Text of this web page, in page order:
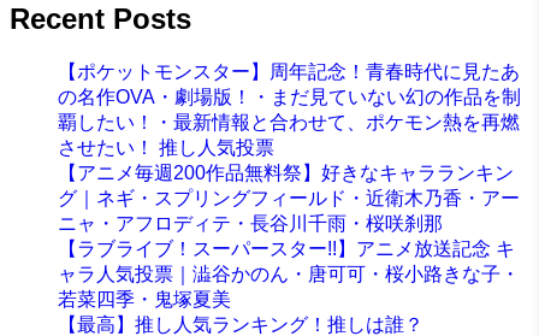
Recent Posts
【ポケットモンスター】周年記念！青春時代に見たあ
の名作OVA・劇場版！・まだ見ていない幻の作品を制
覇したい！・最新情報と合わせて、ポケモン熱を再燃
させたい！ 推し人気投票
【アニメ毎週200作品無料祭】好きなキャラランキン
グ｜ネギ・スプリングフィールド・近衛木乃香・アー
ニャ・アフロディテ・長谷川千雨・桜咲刹那
【ラブライブ！スーパースター!!】アニメ放送記念 キ
ャラ人気投票｜澁谷かのん・唐可可・桜小路きな子・
若菜四季・鬼塚夏美
【最高】推し人気ランキング！推しは誰？